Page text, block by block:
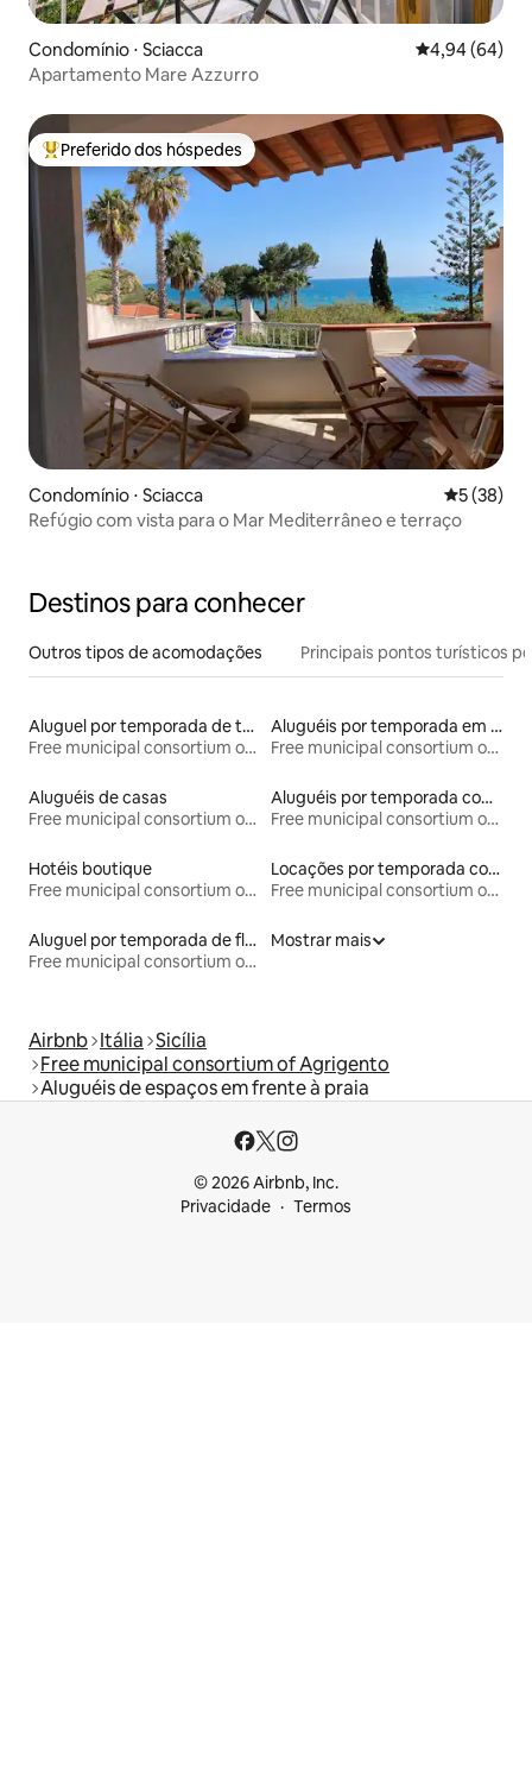
Condomínio ⋅ Sciacca 4,94 de uma
4,94 (64)
Apartamento Mare Azzurro
Entre os melhores preferidos dos hóspedes
Preferido dos hóspedes
Condomínio ⋅ Sciacca 5 de uma
5 (38)
Refúgio com vista para o Mar Mediterrâneo e terraço
Destinos para conhecer
Outros tipos de acomodações Principais pontos turísticos
Aluguel por temporada de townhouses
Free municipal consortium of Agrigento
Aluguéis por temporada em hotéis-fazenda
Free municipal consortium of Agrigento
Aluguéis de casas
Free municipal consortium of Agrigento
Aluguéis por temporada com acesso à praia
Free municipal consortium of Agrigento
Hotéis boutique
Free municipal consortium of Agrigento
Locações por temporada com piscina
Free municipal consortium of Agrigento
Aluguel por temporada de flats
Free municipal consortium of Agrigento
Mostrar mais
Airbnb Itália Sicília
Free municipal consortium of Agrigento
Aluguéis de espaços em frente à praia
© 2026 Airbnb, Inc.
Privacidade
Termos